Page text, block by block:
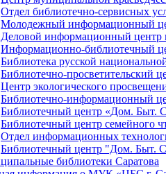
Отдел библиотечно-сервисных
Молодежный информационный
Деловой информационный центр
Информационно-библиотечный
Библиотека русской
Библиотечно-просветительский
Центр экологического
Библиотечно-информационный
Библиотечный центр «Дом. Быт.
Библиотечный центр семейного
Отдел информационных
Библиотечный центр "Дом. Быт.
библиотеки Саратова